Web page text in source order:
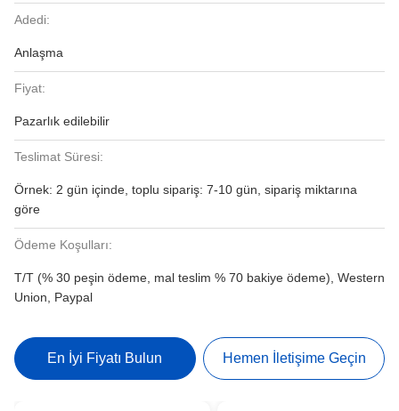
Adedi:
Anlaşma
Fiyat:
Pazarlık edilebilir
Teslimat Süresi:
Örnek: 2 gün içinde, toplu sipariş: 7-10 gün, sipariş miktarına
göre
Ödeme Koşulları:
T/T (% 30 peşin ödeme, mal teslim % 70 bakiye ödeme), Western
Union, Paypal
En İyi Fiyatı Bulun Hemen İletişime Geçin